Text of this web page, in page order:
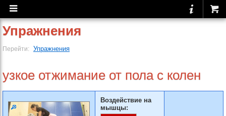
Упражнения
Перейти: Упражнения
узкое отжимание от пола с колен
Воздействие на
мышцы: